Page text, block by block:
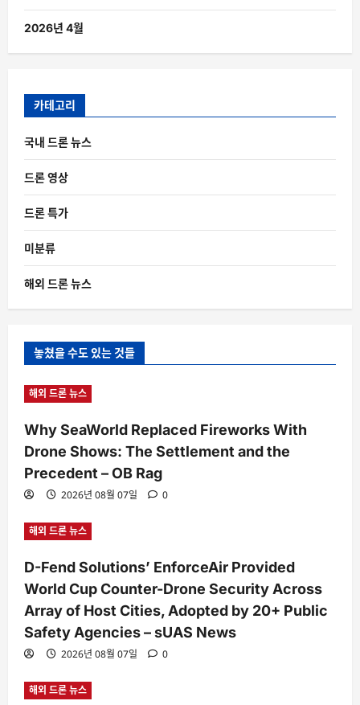
2026년 4월
카테고리
국내 드론 뉴스
드론 영상
드론 특가
미분류
해외 드론 뉴스
놓쳤을 수도 있는 것들
해외 드론 뉴스
Why SeaWorld Replaced Fireworks With
Drone Shows: The Settlement and the
Precedent – OB Rag
2026년 08월 07일 0
해외 드론 뉴스
D-Fend Solutions’ EnforceAir Provided
World Cup Counter-Drone Security Across
Array of Host Cities, Adopted by 20+ Public
Safety Agencies – sUAS News
2026년 08월 07일 0
해외 드론 뉴스